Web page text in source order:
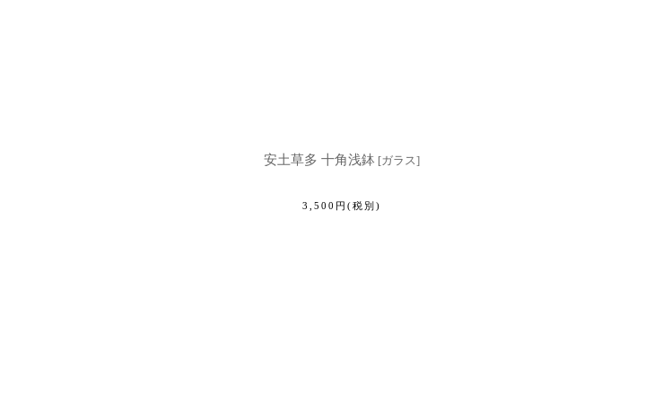
安土草多 十角浅鉢 [ガラス]
3,500 円 (税別)